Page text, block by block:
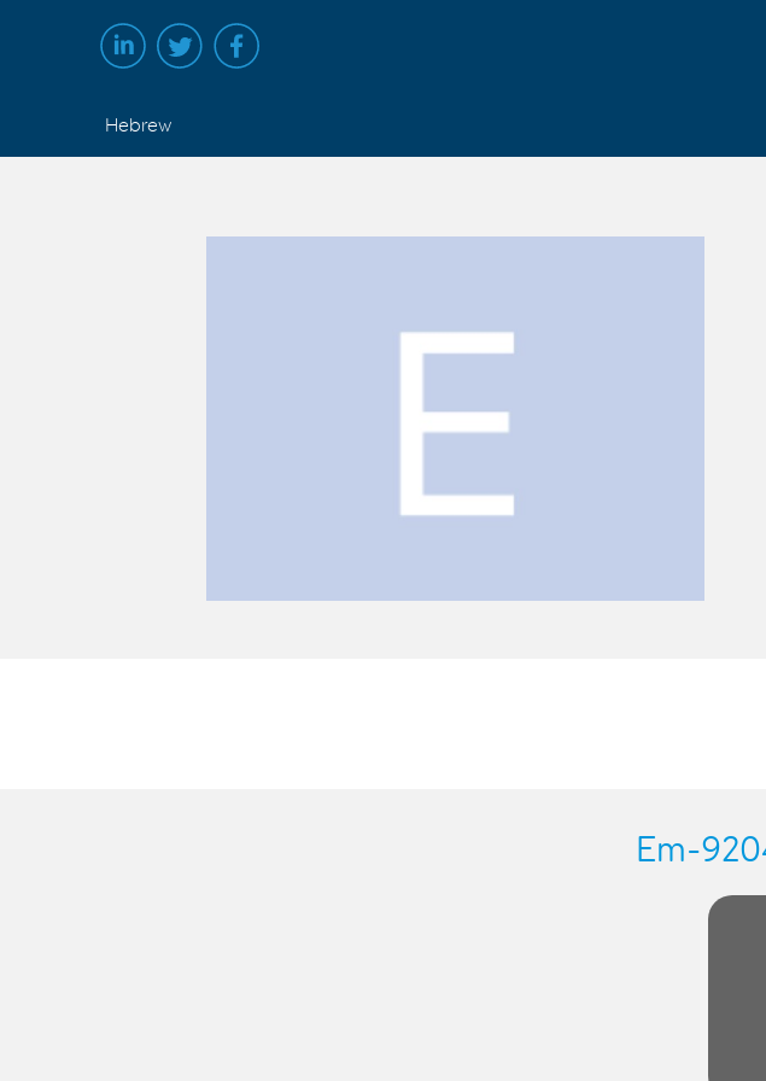
Hebrew